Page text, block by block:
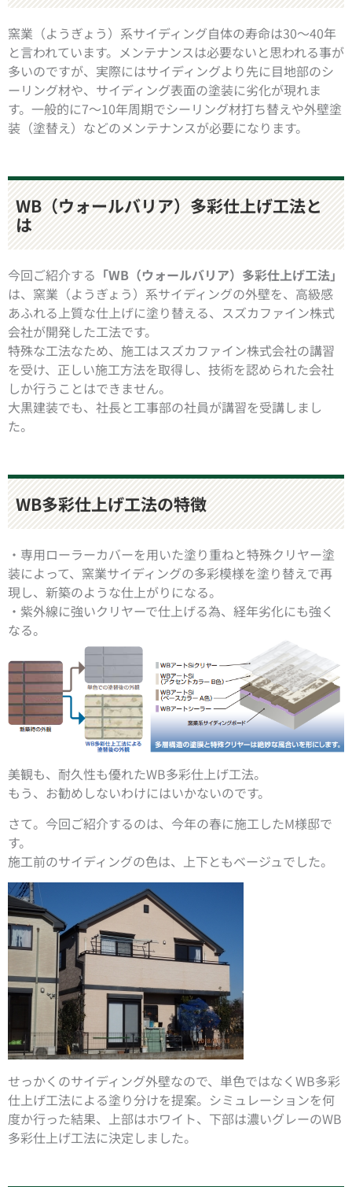
窯業（ようぎょう）系サイディング自体の寿命は30～40年
と言われています。メンテナンスは必要ないと思われる事が
多いのですが、実際にはサイディングより先に目地部のシ
ーリング材や、サイディング表面の塗装に劣化が現れま
す。一般的に7～10年周期でシーリング材打ち替えや外壁塗
装（塗替え）などのメンテナンスが必要になります。
WB （ウォールバリア）多彩仕上げ工法と
は
今回ご紹介する 「WB （ウォールバリア）多彩仕上げ工法」
は、窯業（ようぎょう）系サイディングの外壁を、高級感
あふれる上質な仕上げに塗り替える、スズカファイン株式
会社が開発した工法です。
特殊な工法なため、施工はスズカファイン株式会社の講習
を受け、正しい施工方法を取得し、技術を認められた会社
しか行うことはできません。
大黒建装でも、社長と工事部の社員が講習を受講しまし
た。
WB多彩仕上げ工法の特徴
・専用ローラーカバーを用いた塗り重ねと特殊クリヤー塗
装によって、窯業サイディングの多彩模様を塗り替えで再
現し、新築のような仕上がりになる。
・紫外線に強いクリヤーで仕上げる為、経年劣化にも強く
なる。
美観も、耐久性も優れたWB多彩仕上げ工法。
もう、お勧めしないわけにはいかないのです。
さて。今回ご紹介するのは、今年の春に施工したM様邸で
す。
施工前のサイディングの色は、上下ともベージュでした。
せっかくのサイディング外壁なので、単色ではなくWB多彩
仕上げ工法による塗り分けを提案。シミュレーションを何
度か行った結果、上部はホワイト、下部は濃いグレーのWB
多彩仕上げ工法に決定しました。